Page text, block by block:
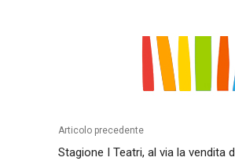
Articolo precedente
Stagione I Teatri, al via la vendita